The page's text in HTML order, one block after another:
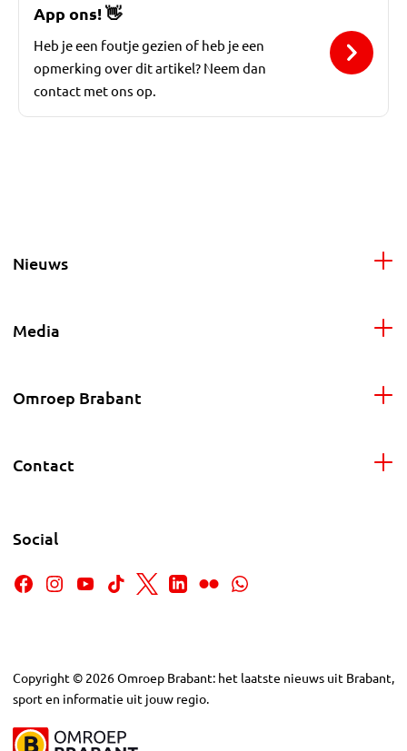
App ons!👋
Heb je een foutje gezien of heb je een
opmerking over dit artikel? Neem dan
contact met ons op.
Nieuws
Media
Omroep Brabant
Contact
Social
Copyright © 2026Omroep Brabant: het laatste nieuws uit Brabant,
sport en informatie uit jouw regio.